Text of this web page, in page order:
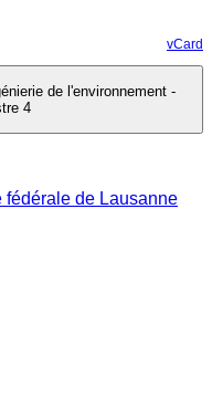
vCard
de l'environnement -
4